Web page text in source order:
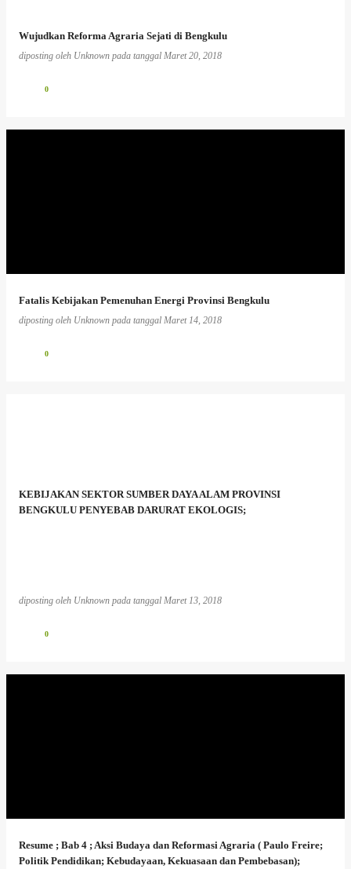
Wujudkan Reforma Agraria Sejati di Bengkulu
diposting oleh Unknown pada tanggal Maret 20, 2018
0
Fatalis Kebijakan Pemenuhan Energi Provinsi Bengkulu
diposting oleh Unknown pada tanggal Maret 14, 2018
0
KEBIJAKAN SEKTOR SUMBER DAYA ALAM PROVINSI
BENGKULU PENYEBAB DARURAT EKOLOGIS;
diposting oleh Unknown pada tanggal Maret 13, 2018
0
Resume ; Bab 4 ; Aksi Budaya dan Reformasi Agraria ( Paulo Freire;
Politik Pendidikan; Kebudayaan, Kekuasaan dan Pembebasan);